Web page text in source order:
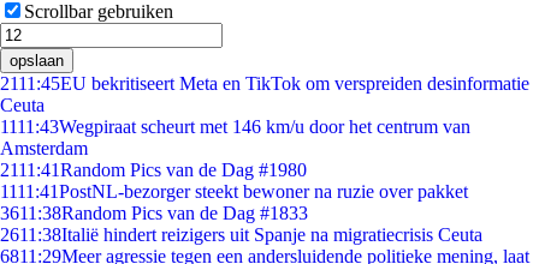
Scrollbar gebruiken
opslaan
2111:45EU bekritiseert Meta en TikTok om verspreiden desinformatie
Ceuta
1111:43Wegpiraat scheurt met 146 km/u door het centrum van
Amsterdam
2111:41Random Pics van de Dag #1980
1111:41PostNL-bezorger steekt bewoner na ruzie over pakket
3611:38Random Pics van de Dag #1833
2611:38Italië hindert reizigers uit Spanje na migratiecrisis Ceuta
6811:29Meer agressie tegen een andersluidende politieke mening, laat